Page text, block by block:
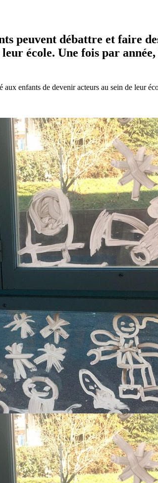
peuvent débattre et faire
école. Une fois par
enfants de devenir acteurs au sein de leur